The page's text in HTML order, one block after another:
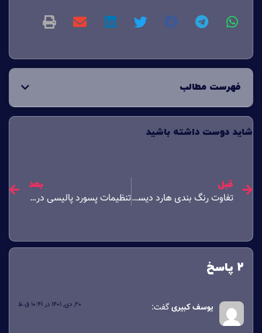
فهرست مطالب
شاید دوست داشته باشید
قبل
تفاوت رنگ بندی هارد دیسک وسترن دیجیتال
بعد
تنظیمات پسورد پالیسی در Group Policy
یوسف کبیریگفت: